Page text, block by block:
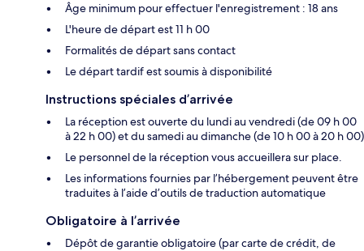
Âge minimum pour effectuer l'enregistrement : 18 ans
L'heure de départ est 11 h 00
Formalités de départ sans contact
Le départ tardif est soumis à disponibilité
Instructions spéciales d’arrivée
La réception est ouverte du lundi au vendredi (de 09 h 00
à 22 h 00) et du samedi au dimanche (de 10 h 00 à 20 h 00)
Le personnel de la réception vous accueillera sur place.
Les informations fournies par l’hébergement peuvent être
traduites à l’aide d’outils de traduction automatique
Obligatoire à l’arrivée
Dépôt de garantie obligatoire (par carte de crédit, de